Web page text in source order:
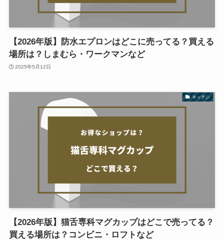
【2026年版】防水エプロンはどこに売ってる？買える
場所は？しまむら・ワークマンなど
2025年5月12日
キッチン
【2026年版】猫舌専科マグカップはどこで売ってる？
買える場所は？コンビニ・ロフトなど